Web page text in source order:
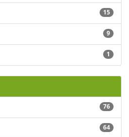
15
9
1
76
64